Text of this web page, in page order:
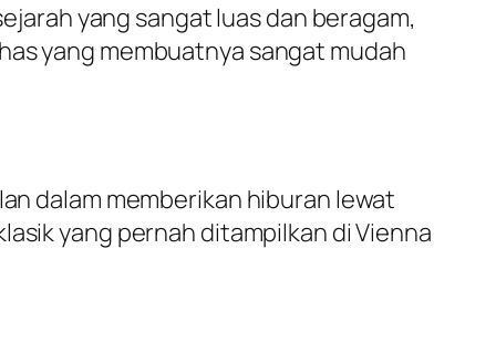
yang sangat luas dan beragam,
yang membuatnya sangat mudah
dalam memberikan hiburan lewat
yang pernah ditampilkan di Vienna